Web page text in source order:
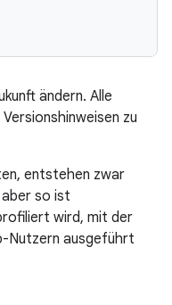
ändern. Alle
zu
entstehen zwar
so ist
wird, mit der
Nutzern ausgeführt